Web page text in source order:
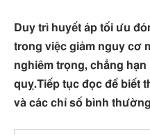
Duy trì huyết áp tối ưu
trong việc giảm nguy cơ
nghiêm trọng, chẳng
quỵ.Tiếp tục đọc để biết
và các chỉ số bình